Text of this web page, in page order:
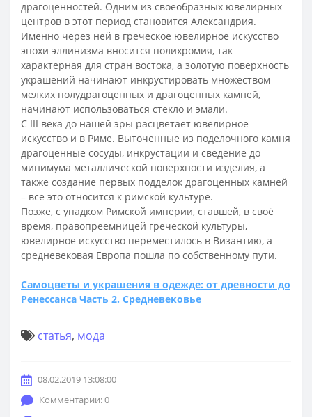
драгоценностей. Одним из своеобразных ювелирных
центров в этот период становится Александрия.
Именно через ней в греческое ювелирное искусство
эпохи эллинизма вносится полихромия, так
характерная для стран востока, а золотую поверхность
украшений начинают инкрустировать множеством
мелких полудрагоценных и драгоценных камней,
начинают использоваться стекло и эмали.
С III века до нашей эры расцветает ювелирное
искусство и в Риме. Выточенные из поделочного камня
драгоценные сосуды, инкрустации и сведение до
минимума металлической поверхности изделия, а
также создание первых подделок драгоценных камней
– всё это относится к римской культуре.
Позже, с упадком Римской империи, ставшей, в своё
время, правопреемницей греческой культуры,
ювелирное искусство переместилось в Византию, а
средневековая Европа пошла по собственному пути.
Самоцветы и украшения в одежде: от древности до
Ренессанса Часть 2. Средневековье
статья, мода
08.02.2019 13:08:00
Комментарии: 0